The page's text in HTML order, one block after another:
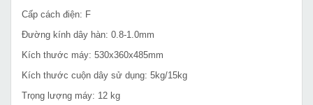
Cấp cách điện: F
Đường kính dây hàn: 0.8-1.0mm
Kích thước máy: 530x360x485mm
Kích thước cuộn dây sử dụng: 5kg/15kg
Trọng lượng máy: 12 kg